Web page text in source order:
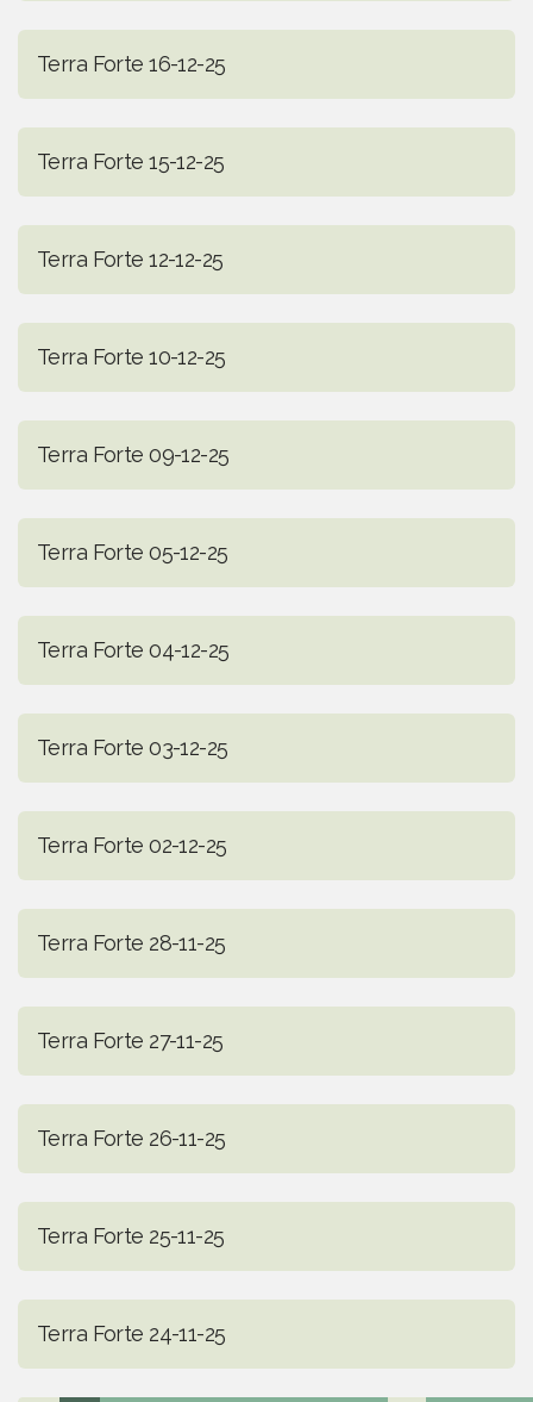
Terra Forte 16-12-25
Terra Forte 15-12-25
Terra Forte 12-12-25
Terra Forte 10-12-25
Terra Forte 09-12-25
Terra Forte 05-12-25
Terra Forte 04-12-25
Terra Forte 03-12-25
Terra Forte 02-12-25
Terra Forte 28-11-25
Terra Forte 27-11-25
Terra Forte 26-11-25
Terra Forte 25-11-25
Terra Forte 24-11-25